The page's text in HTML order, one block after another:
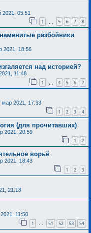
2021, 05:51
1 5 6 7 8
разбойники
2021, 18:56
над историей?
11:48
1 4 5 6 7
мар 2021, 17:33
1 2 3 4
(для прочитавших)
2021, 20:59
1 2
ворьё
2021, 18:43
1 2 3
21:18
11:50
1 … 51 52 53 54